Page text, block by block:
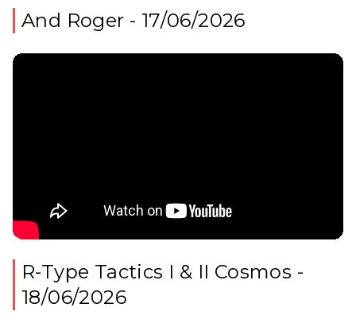
And Roger - 17/06/2026
R-Type Tactics I & II Cosmos -
18/06/2026